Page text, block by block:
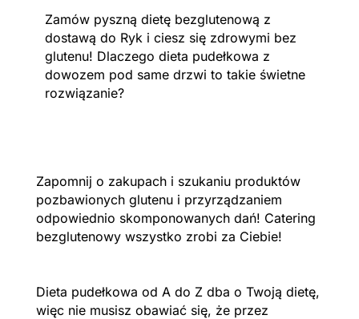
Zamów pyszną dietę bezglutenową z
dostawą do Ryk i ciesz się zdrowymi bez
glutenu! Dlaczego dieta pudełkowa z
dowozem pod same drzwi to takie świetne
rozwiązanie?
Zapomnij o zakupach i szukaniu produktów
pozbawionych glutenu i przyrządzaniem
odpowiednio skomponowanych dań! Catering
bezglutenowy wszystko zrobi za Ciebie!
Dieta pudełkowa od A do Z dba o Twoją dietę,
więc nie musisz obawiać się, że przez